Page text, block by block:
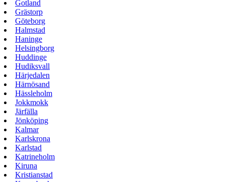
Gotland
Grästorp
Göteborg
Halmstad
Haninge
Helsingborg
Huddinge
Hudiksvall
Härjedalen
Härnösand
Hässleholm
Jokkmokk
Järfälla
Jönköping
Kalmar
Karlskrona
Karlstad
Katrineholm
Kiruna
Kristianstad